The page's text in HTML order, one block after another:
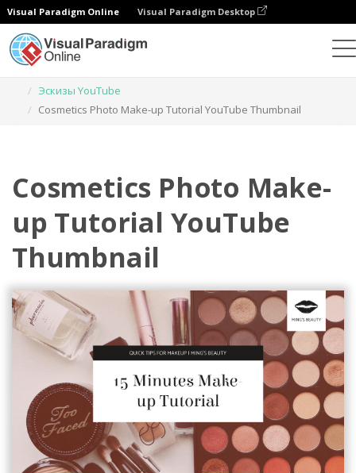
Visual Paradigm Online Visual Paradigm Desktop
Эскизы YouTube
Cosmetics Photo Make-up Tutorial YouTube Thumbnail
Cosmetics Photo Make-
up Tutorial YouTube
Thumbnail